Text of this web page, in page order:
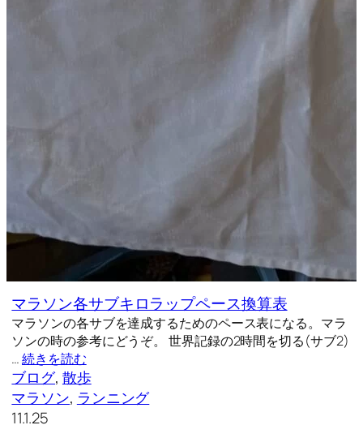
マラソン各サブキロラップペース換算表
マラソンの各サブを達成するためのペース表になる。マラ
ソンの時の参考にどうぞ。 世界記録の2時間を切る(サブ2)
…続きを読む
ブログ, 散歩
マラソン, ランニング
11.1.25